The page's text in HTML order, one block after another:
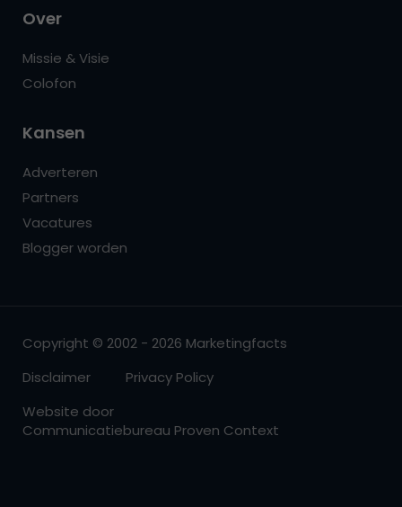
Over
Missie & Visie
Colofon
Kansen
Adverteren
Partners
Vacatures
Blogger worden
Copyright © 2002 - 2026 Marketingfacts
Disclaimer
Privacy Policy
Website door
Communicatiebureau Proven Context